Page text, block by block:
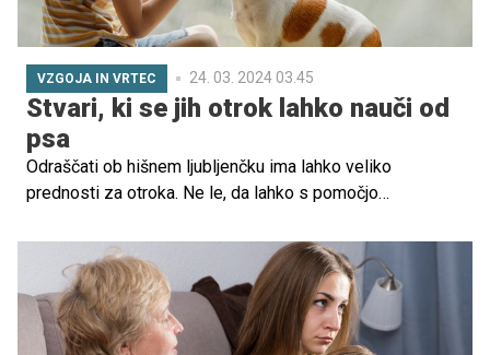
VZGOJA IN VRTEC 24. 03. 2024 03.45
Stvari, ki se jih otrok lahko nauči od
psa
Odraščati ob hišnem ljubljenčku ima lahko veliko
prednosti za otroka. Ne le, da lahko s pomočjo
prijateljstvo s psom lahko tudi zviša samopodobo,
občutek za empatijo ter pridobi številne druge koristi.
Preverite.